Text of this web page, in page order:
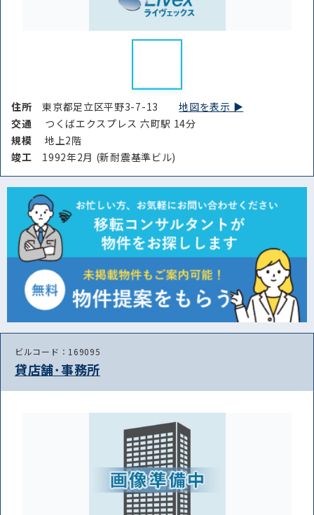
住所東京都足立区平野3-7-13地図を表示 ▶︎
交通
つくばエクスプレス 六町駅 14分
規模
地上2階
竣⼯ 1992年2月 (新耐震基準ビル)
ビルコード：169095
貸店舗･事務所